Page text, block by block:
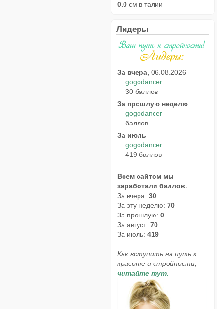
0.0 см в талии
Лидеры
За вчера, 06.08.2026
gogodancer
30 баллов
За прошлую неделю
gogodancer
баллов
За июль
gogodancer
419 баллов
Всем сайтом мы
заработали баллов:
За вчера: 30
За эту неделю: 70
За прошлую: 0
За август: 70
За июль: 419
Как вступить на путь к
красоте и стройности,
читайте тут.